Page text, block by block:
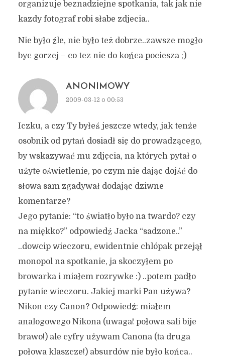
organizuje beznadziejne spotkania, tak jak nie
kazdy fotograf robi słabe zdjecia..
Nie było źle, nie było też dobrze..zawsze mogło
byc gorzej – co tez nie do końca pociesza ;)
ANONIMOWY
2009-03-12 o 00:53
Iczku, a czy Ty byłeś jeszcze wtedy, jak tenże
osobnik od pytań dosiadł się do prowadzącego,
by wskazywać mu zdjęcia, na których pytał o
użyte oświetlenie, po czym nie dając dojść do
słowa sam zgadywał dodając dziwne
komentarze?
Jego pytanie: “to światło było na twardo? czy
na miękko?” odpowiedź Jacka “sadzone..”
..dowcip wieczoru, ewidentnie chlópak przejął
monopol na spotkanie, ja skoczyłem po
browarka i miałem rozrywke :) ..potem padło
pytanie wieczoru. Jakiej marki Pan używa?
Nikon czy Canon? Odpowiedź: miałem
analogowego Nikona (uwaga! połowa sali bije
brawo!) ale cyfry używam Canona (ta druga
połowa klaszcze!) absurdów nie było końca..